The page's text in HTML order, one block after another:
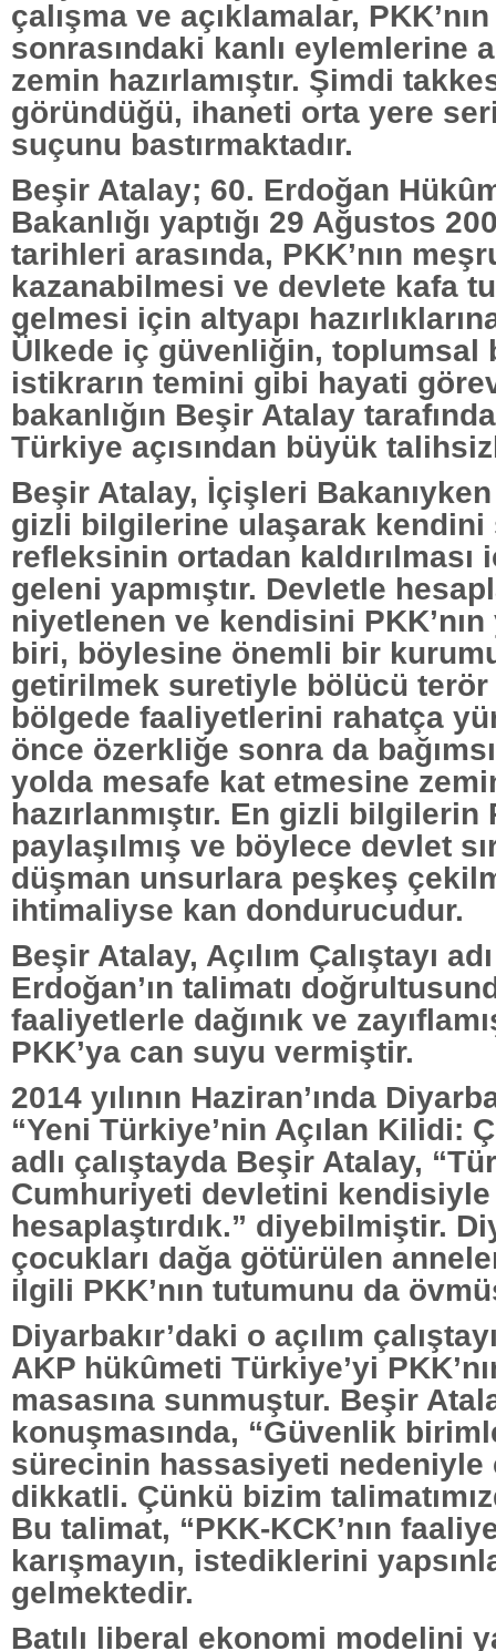
çalışma ve açıklamalar,
sonrasındaki kanlı eylemlerine
zemin hazırlamıştır. Şimdi
göründüğü, ihaneti orta yere
suçunu bastırmaktadır.
Beşir Atalay; 60. Erdoğan
Bakanlığı yaptığı 29 Ağustos
tarihleri arasında, PKK’nın
kazanabilmesi ve devlete kafa
gelmesi için altyapı
Ülkede iç güvenliğin, toplumsal
istikrarın temini gibi hayati
bakanlığın Beşir Atalay
Türkiye açısından büyük
Beşir Atalay, İçişleri
gizli bilgilerine ulaşarak kendini
refleksinin ortadan kaldırılması
geleni yapmıştır. Devletle
niyetlenen ve kendisini
biri, böylesine önemli bir
getirilmek suretiyle bölücü
bölgede faaliyetlerini rahatça
önce özerkliğe sonra da
yolda mesafe kat etmesine
hazırlanmıştır. En gizli bilgilerin
paylaşılmış ve böylece devlet
düşman unsurlara peşkeş
ihtimaliyse kan dondurucudur.
Beşir Atalay, Açılım Çalıştayı
Erdoğan’ın talimatı
faaliyetlerle dağınık ve
PKK’ya can suyu vermiştir.
2014 yılının Haziran’ında
“Yeni Türkiye’nin Açılan Kilidi:
adlı çalıştayda Beşir Atalay,
Cumhuriyeti devletini kendisiyle
hesaplaştırdık.” diyebilmiştir.
çocukları dağa götürülen
ilgili PKK’nın tutumunu da
Diyarbakır’daki o açılım
AKP hükûmeti Türkiye’yi
masasına sunmuştur. Beşir
konuşmasında, “Güvenlik
sürecinin hassasiyeti
dikkatli. Çünkü bizim
Bu talimat, “PKK-KCK’nın
karışmayın, istediklerini
gelmektedir.
Batılı liberal ekonomi modelini